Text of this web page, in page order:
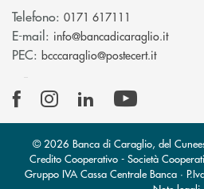
Telefono: 0171 617111
E-mail: info@bancadicaraglio.it(si
PEC: bcccaraglio@postecert.it(si apre
© 2026 Banca di Caraglio, del
Credito Cooperativo - Società
Gruppo IVA Cassa Centrale Banca ·